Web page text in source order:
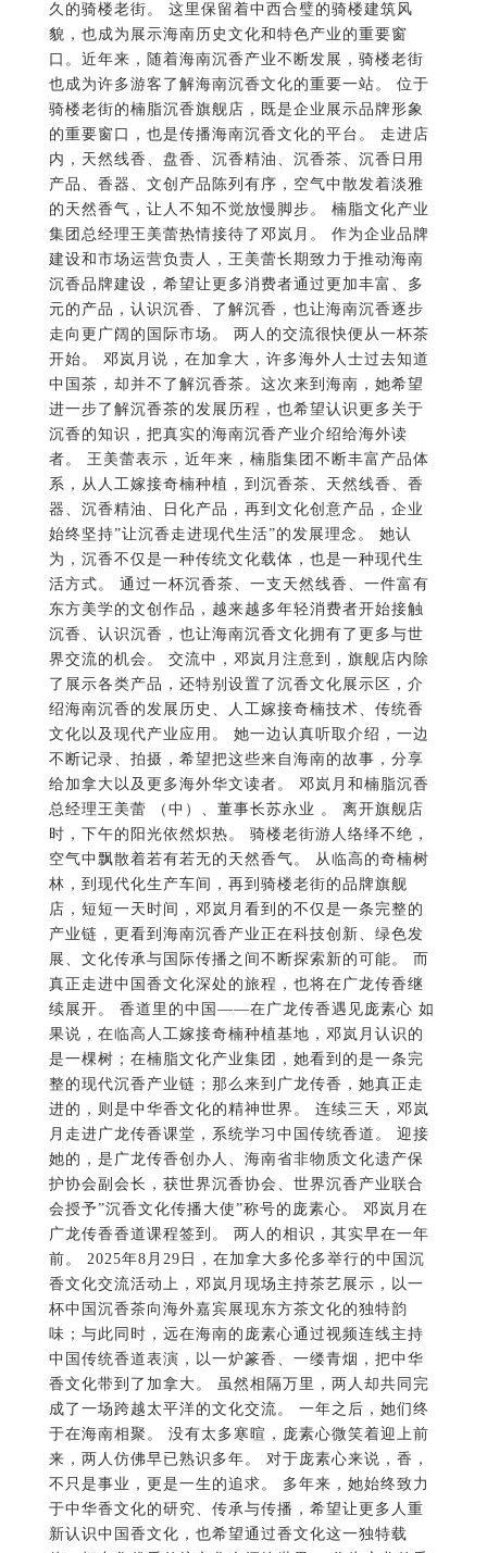
骑楼老街的楠脂沉香旗舰店，既是企业展示品牌形象
的重要窗口，也是传播海南沉香文化的平台。 走进店
内，天然线香、盘香、沉香精油、沉香茶、沉香日用
产品、香器、文创产品陈列有序，空气中散发着淡雅
的天然香气，让人不知不觉放慢脚步。 楠脂文化产业
集团总经理王美蕾热情接待了邓岚月。 作为企业品牌
建设和市场运营负责人，王美蕾长期致力于推动海南
沉香品牌建设，希望让更多消费者通过更加丰富、多
元的产品，认识沉香、了解沉香，也让海南沉香逐步
走向更广阔的国际市场。 两人的交流很快便从一杯茶
开始。 邓岚月说，在加拿大，许多海外人士过去知道
中国茶，却并不了解沉香茶。这次来到海南，她希望
进一步了解沉香茶的发展历程，也希望认识更多关于
沉香的知识，把真实的海南沉香产业介绍给海外读
者。 王美蕾表示，近年来，楠脂集团不断丰富产品体
系，从人工嫁接奇楠种植，到沉香茶、天然线香、香
器、沉香精油、日化产品，再到文化创意产品，企业
始终坚持”让沉香走进现代生活”的发展理念。 她认
为，沉香不仅是一种传统文化载体，也是一种现代生
活方式。 通过一杯沉香茶、一支天然线香、一件富有
东方美学的文创作品，越来越多年轻消费者开始接触
沉香、认识沉香，也让海南沉香文化拥有了更多与世
界交流的机会。 交流中，邓岚月注意到，旗舰店内除
了展示各类产品，还特别设置了沉香文化展示区，介
绍海南沉香的发展历史、人工嫁接奇楠技术、传统香
文化以及现代产业应用。 她一边认真听取介绍，一边
不断记录、拍摄，希望把这些来自海南的故事，分享
给加拿大以及更多海外华文读者。 邓岚月和楠脂沉香
总经理王美蕾 （中）、董事长苏永业 。 离开旗舰店
时，下午的阳光依然炽热。 骑楼老街游人络绎不绝，
空气中飘散着若有若无的天然香气。 从临高的奇楠树
林，到现代化生产车间，再到骑楼老街的品牌旗舰
店，短短一天时间，邓岚月看到的不仅是一条完整的
产业链，更看到海南沉香产业正在科技创新、绿色发
展、文化传承与国际传播之间不断探索新的可能。 而
真正走进中国香文化深处的旅程，也将在广龙传香继
续展开。 香道里的中国——在广龙传香遇见庞素心 如
果说，在临高人工嫁接奇楠种植基地，邓岚月认识的
是一棵树；在楠脂文化产业集团，她看到的是一条完
整的现代沉香产业链；那么来到广龙传香，她真正走
进的，则是中华香文化的精神世界。 连续三天，邓岚
月走进广龙传香课堂，系统学习中国传统香道。 迎接
她的，是广龙传香创办人、海南省非物质文化遗产保
护协会副会长，获世界沉香协会、世界沉香产业联合
会授予”沉香文化传播大使”称号的庞素心。 邓岚月在
广龙传香香道课程签到。 两人的相识，其实早在一年
前。 2025年8月29日，在加拿大多伦多举行的中国沉
香文化交流活动上，邓岚月现场主持茶艺展示，以一
杯中国沉香茶向海外嘉宾展现东方茶文化的独特韵
味；与此同时，远在海南的庞素心通过视频连线主持
中国传统香道表演，以一炉篆香、一缕青烟，把中华
香文化带到了加拿大。 虽然相隔万里，两人却共同完
成了一场跨越太平洋的文化交流。 一年之后，她们终
于在海南相聚。 没有太多寒暄，庞素心微笑着迎上前
来，两人仿佛早已熟识多年。 对于庞素心来说，香，
不只是事业，更是一生的追求。 多年来，她始终致力
于中华香文化的研究、传承与传播，希望让更多人重
新认识中国香文化，也希望通过香文化这一独特载
体，把中华优秀传统文化介绍给世界。 作为广龙传香
创办人，她长期从事香文化教学、香道培训、文化交
流及公益推广，积极推动香文化走进学校、社区、企
业和国际文化交流活动。近年来，她多次参加国内外